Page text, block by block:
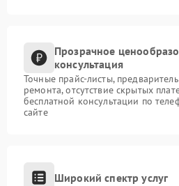
Прозрачное
консультация
Точные прайс-листы,
ремонта, отсутствие скрытых
бесплатной консультации по
сайте
Широкий спектр услуг